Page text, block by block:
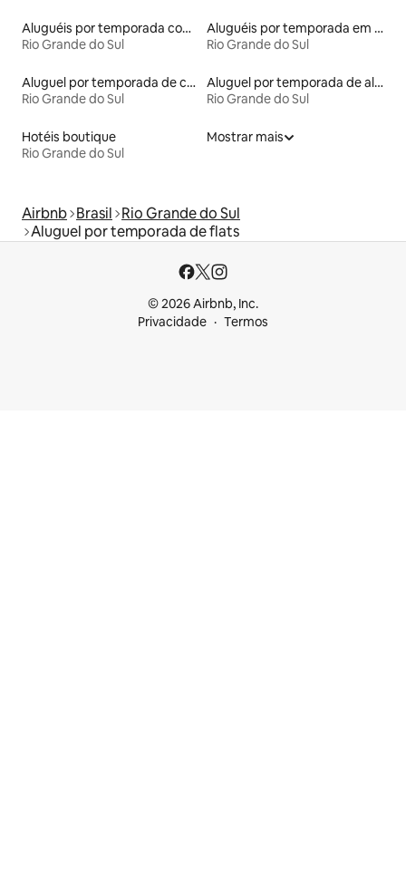
Aluguéis por temporada com acesso ao lago
Rio Grande do Sul
Aluguéis por temporada em acampamentos
Rio Grande do Sul
Aluguel por temporada de casas na árvore
Rio Grande do Sul
Aluguel por temporada de alojamentos ecológicos
Rio Grande do Sul
Hotéis boutique
Rio Grande do Sul
Mostrar mais
Airbnb Brasil Rio Grande do Sul
Aluguel por temporada de flats
© 2026 Airbnb, Inc.
Privacidade
Termos